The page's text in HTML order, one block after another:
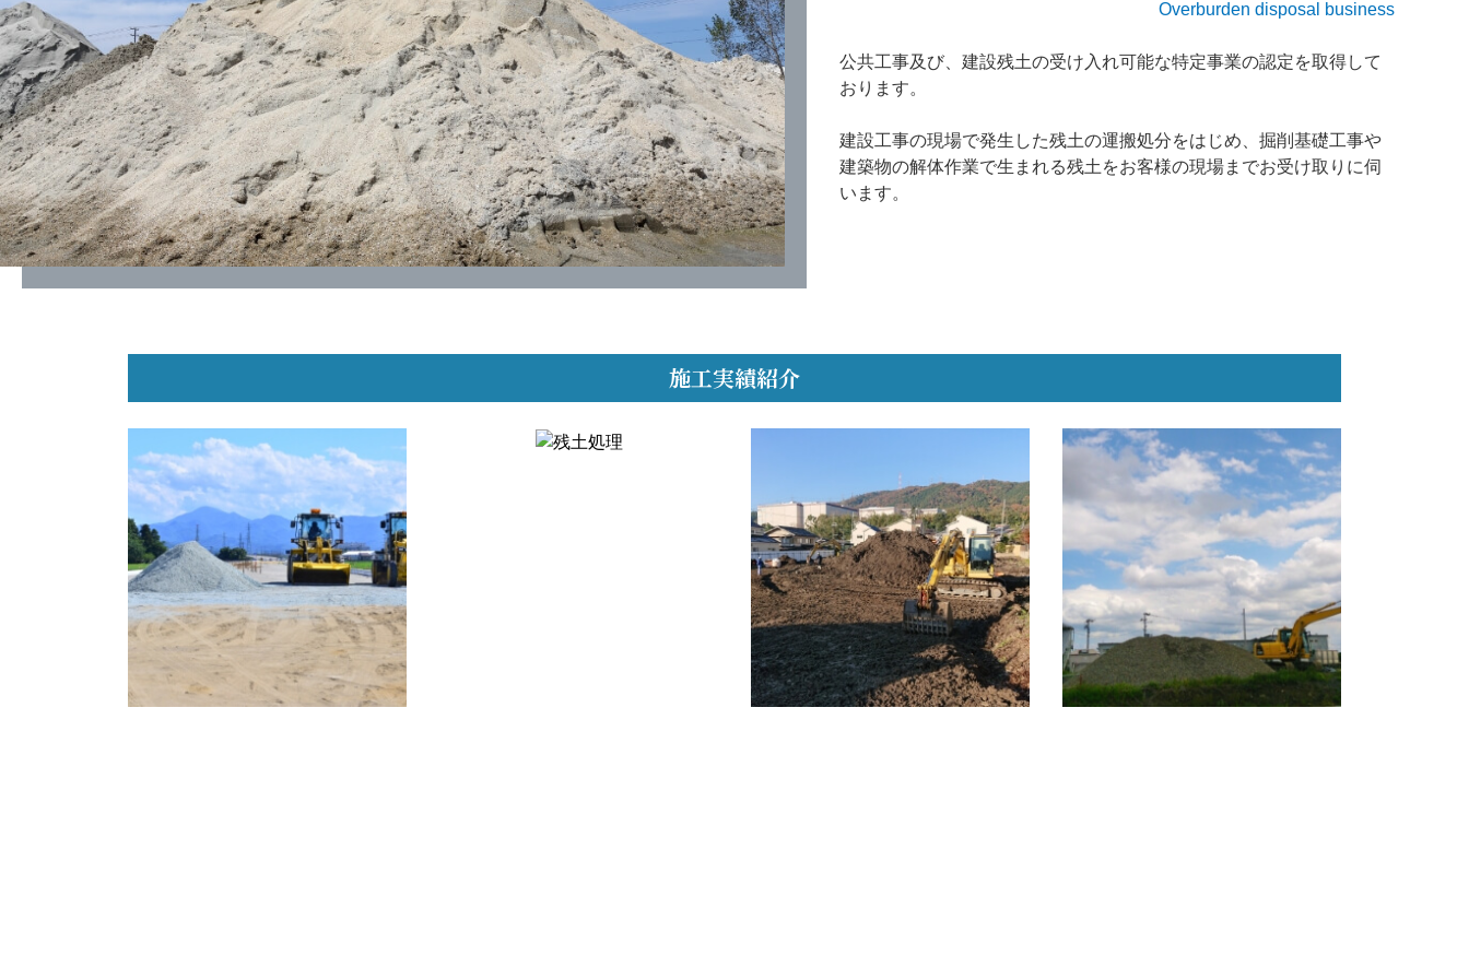
Overburden disposal business
公共工事及び、建設残土の受け入れ可能な特定事業の認定を取得して
おります。
​​​​​​​建設工事の現場で発生した残土の運搬処分をはじめ、掘削基礎工事や
建築物の解体作業で生まれる残土をお客様の現場までお受け取りに伺
います。
施工実績紹介